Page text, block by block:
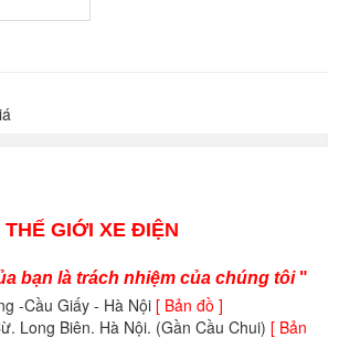
THẾ GIỚI XE ĐIỆN
bạn là trách nhiệm của chúng tôi"
-Cầu Giấy - Hà Nội [ Bản đồ ]
Long Biên. Hà Nội. (Gần Cầu Chui) [ Bản